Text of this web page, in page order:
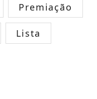
Premiação
Lista